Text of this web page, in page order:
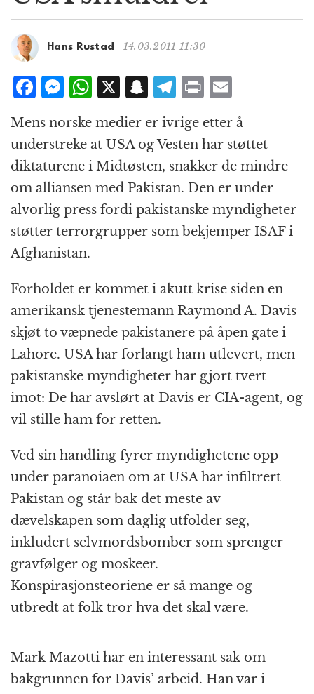
t
n
Hans Rustad 14.03.2011 11:30
F
c
e
b
o
o
k
M
ss
e
n
g
e
r
W
at
s
A
p
p
X S
n
a
p
c
h
at
T
el
e
g
r
a
m
P
n
t
m
ai
l
Mens norske medier er ivrige etter å
understreke at USA og Vesten har støttet
diktaturene i Midtøsten, snakker de mindre
om alliansen med Pakistan. Den er under
alvorlig press fordi pakistanske myndigheter
støtter terrorgrupper som bekjemper ISAF i
Afghanistan.
Forholdet er kommet i akutt krise siden en
amerikansk tjenestemann Raymond A. Davis
skjøt to væpnede pakistanere på åpen gate i
Lahore. USA har forlangt ham utlevert, men
pakistanske myndigheter har gjort tvert
imot: De har avslørt at Davis er CIA-agent, og
vil stille ham for retten.
Ved sin handling fyrer myndighetene opp
under paranoiaen om at USA har infiltrert
Pakistan og står bak det meste av
dævelskapen som daglig utfolder seg,
inkludert selvmordsbomber som sprenger
gravfølger og moskeer.
Konspirasjonsteoriene er så mange og
utbredt at folk tror hva det skal være.
Mark Mazotti har en interessant sak om
bakgrunnen for Davis’ arbeid. Han var i